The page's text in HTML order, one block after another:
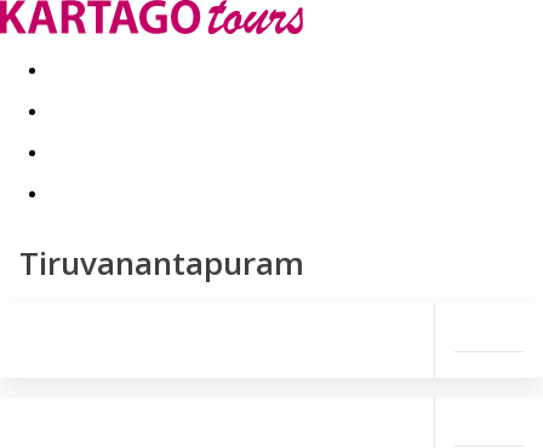
Last minute Dovolenkové kluby
Tiruvanantapuram